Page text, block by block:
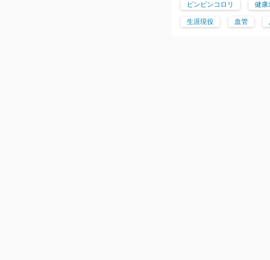
ピンピンコロリ 健康
生涯現役 血管